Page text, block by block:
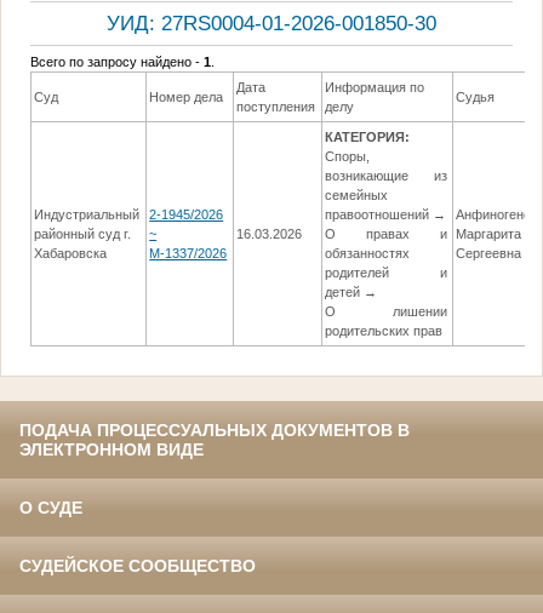
УИД: 27RS0004-01-2026-001850-30
Всего по запросу найдено -1
Суд Номер дела
Дата
поступления
Информация по
делу
Судья
Индустриальный
районный суд г.
Хабаровска
2-1945/2026
~
М-1337/2026
16.03.2026
КАТЕГОРИЯ:
Споры,
возникающие из
семейных
правоотношений →
О правах и
обязанностях
родителей и
детей →
О лишении
родительских прав
Маргарита
Сергеевна
ПОДАЧА ПРОЦЕССУАЛЬНЫХ ДОКУМЕНТОВ В
ЭЛЕКТРОННОМ ВИДЕ
О СУДЕ
СУДЕЙСКОЕ СООБЩЕСТВО